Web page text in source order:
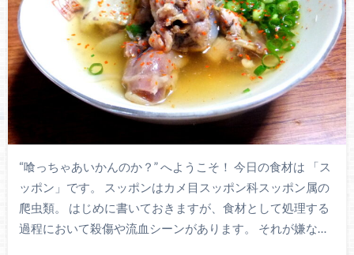
“喰っちゃあいかんのか？” へようこそ！ 今日の食材は 「ス
ッポン」です。 スッポンはカメ目スッポン科スッポン属の
爬虫類。 はじめに書いておきますが、食材として処理する
過程において殺傷や流血シーンがあります。 それが嫌な…